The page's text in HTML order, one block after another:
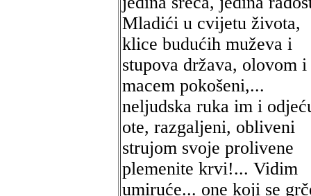
Mladići u cvijetu života,
klice budućih muževa i
stupova država, olovom i
macem pokošeni,...
neljudska ruka im i
ote, razgaljeni, obliveni
strujom svoje prolivene
plemenite krvi!... Vidim
umiruće... one koji se